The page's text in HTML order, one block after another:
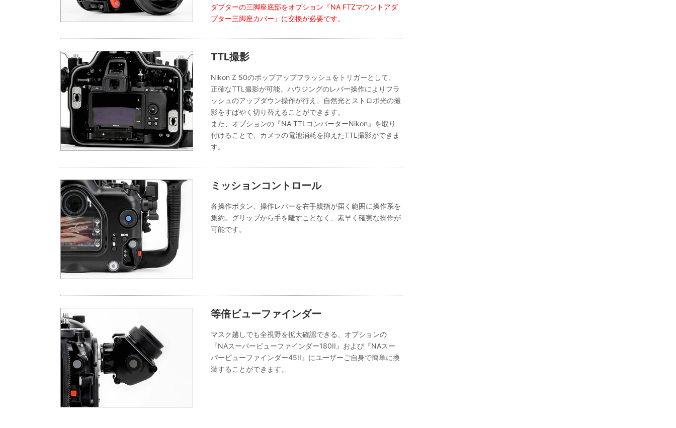
ダプターの三脚座底部をオプション『NA FTZマウントアダ
プター三脚座カバー』に交換が必要です。
TTL撮影
Nikon Z 50のポップアップフラッシュをトリガーとして、
正確なTTL撮影が可能。ハウジングのレバー操作によりフラ
ッシュのアップダウン操作が行え、自然光とストロボ光の撮
影をすばやく切り替えることができます。
また、オプションの『NA TTLコンバーターNikon』 を取り
付けることで、カメラの電池消耗を抑えたTTL撮影ができま
す。
ミッションコントロール
各操作ボタン、操作レバーを右手親指が届く範囲に操作系を
集約。グリップから手を離すことなく、素早く確実な操作が
可能です。
等倍ビューファインダー
マスク越しでも全視野を拡大確認できる、オプションの
『NAスーパービューファインダー180II』および『NAスー
パービューファインダー45II』にユーザーご自身で簡単に換
装することができます。